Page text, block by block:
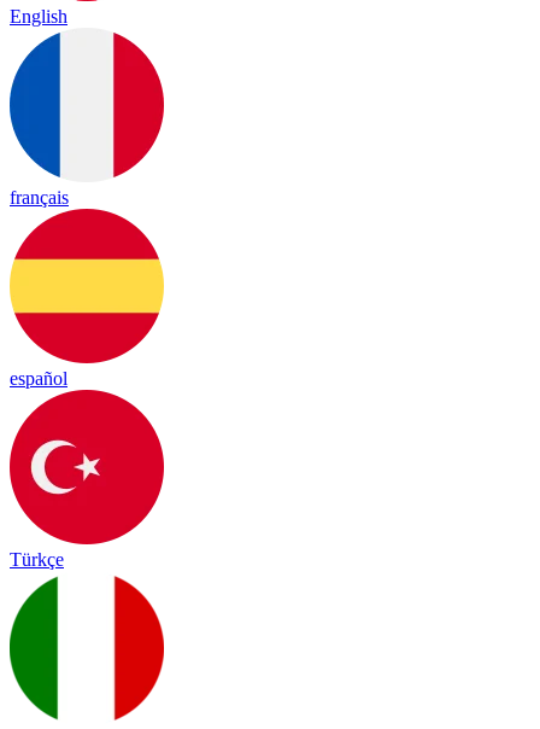
English
français
español
Türkçe